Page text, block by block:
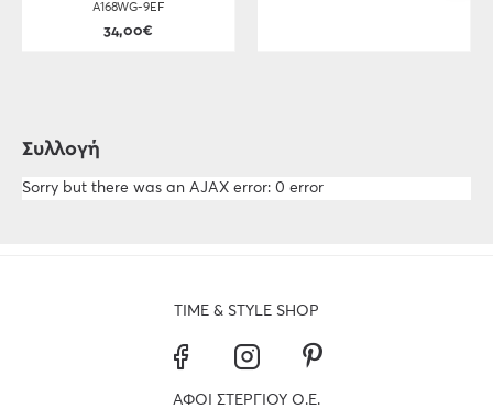
A168WG-9EF
34,00€
Συλλογή
Sorry but there was an AJAX error: 0 error
TIME & STYLE SHOP
ΑΦΟΙ ΣΤΕΡΓΙΟΥ Ο.Ε.